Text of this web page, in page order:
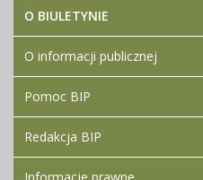
O BIULETYNIE
O informacji publicznej
Pomoc BIP
Redakcja BIP